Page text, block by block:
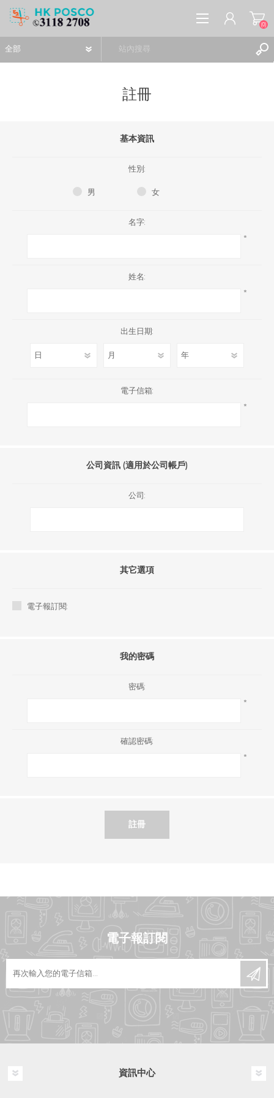
(0)
註冊
基本資訊
性別:
男 女
名字:
*
姓名:
*
出生日期:
電子信箱:
*
公司資訊 (適用於公司帳戶)
公司:
其它選項
電子報訂閱:
我的密碼
密碼:
*
確認密碼:
*
註冊
電子報訂閱
資訊中心